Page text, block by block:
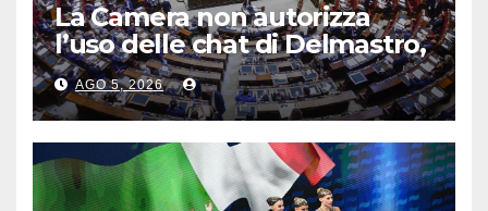
La Camera non autorizza
l’uso delle chat di Delmastro,
voto a scrutinio segreto
AGO 5, 2026